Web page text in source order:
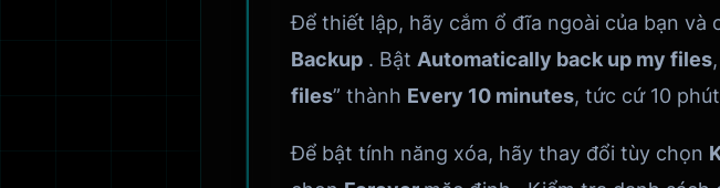
Để thiết lập, hãy cắm ổ đĩa ngoài của bạn và
Backup . Bật Automatically back up my files,
files” thành Every 10 minutes, tức cứ 10
Để bật tính năng xóa, hãy thay đổi tùy chọn